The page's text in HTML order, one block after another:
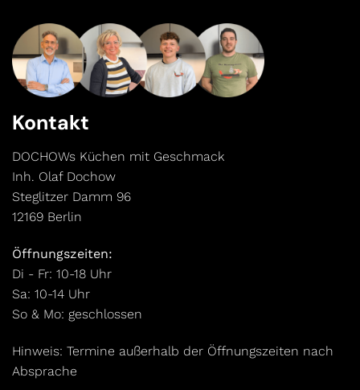
Kontakt
DOCHOWs Küchen mit Geschmack
Inh. Olaf Dochow
Steglitzer Damm 96
12169 Berlin
Öffnungszeiten:
Di - Fr: 10-18 Uhr
Sa: 10-14 Uhr
So & Mo: geschlossen
Hinweis: Termine außerhalb der Öffnungszeiten nach
Absprache